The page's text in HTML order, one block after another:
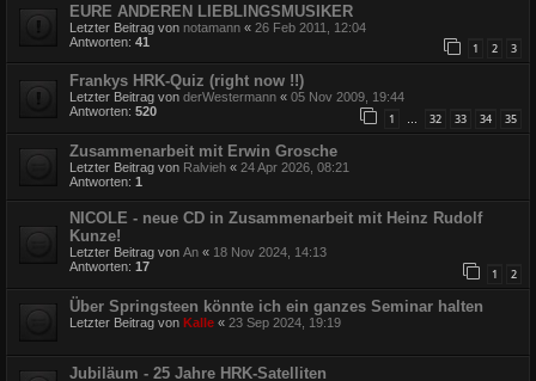
EURE ANDEREN LIEBLINGSMUSIKER
Letzter Beitrag von notamann « 26 Feb 2011, 12:04
Antworten: 41 1 2 3
Frankys HRK-Quiz (right now !!)
Letzter Beitrag von derWestermann « 05 Nov 2009, 19:44
Antworten: 520 1 … 32 33 34 35
Zusammenarbeit mit Erwin Grosche
Letzter Beitrag von Ralvieh « 24 Apr 2026, 08:21
Antworten: 1
NICOLE - neue CD in Zusammenarbeit mit Heinz Rudolf
Kunze!
Letzter Beitrag von An « 18 Nov 2024, 14:13
Antworten: 17 1 2
Über Springsteen könnte ich ein ganzes Seminar halten
Letzter Beitrag von Kalle « 23 Sep 2024, 19:19
Jubiläum - 25 Jahre HRK-Satelliten